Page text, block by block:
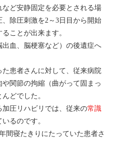
ど安静固定を必要とされる場
除圧刺激を2～3日目から開始
ことが出来ます。
血、脳梗塞など）の後遺症へ
患者さんに対して、従来病院
関節の拘縮（曲がって固まっ
どでした。
加圧リハビリでは、従来の常識
るのです。
間寝たきりにたっていた患者さ